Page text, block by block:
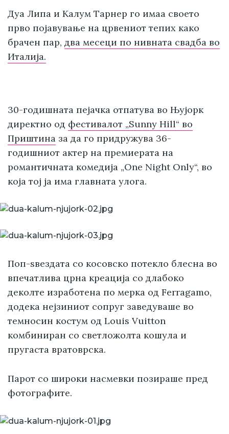
Дуа Липа и Калум Тарнер го имаа своето
прво појавување на црвениот тепих како
брачен пар, два месеци по нивната свадба во
Италија.
30-годишната пејачка отпатува во Њујорк
директно од фестивалот „Sunny Hill“ во
Приштина за да го придружува 36-
годишниот актер на премиерата на
романтичната комедија „One Night Only“, во
која тој ја има главната улога.
Поп-ѕвездата со косовско потекло блесна во
впечатлива црна креација со длабоко
деколте изработена по мерка од Ferragamo,
додека нејзиниот сопруг заведуваше во
темносин костум од Louis Vuitton
комбиниран со светложолта кошула и
пругаста вратоврска.
Парот со широки насмевки позираше пред
фотографите.